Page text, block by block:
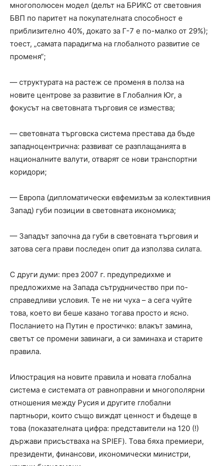
многополюсен модел (делът на БРИКС от световния
БВП по паритет на покупателната способност е
приблизително 40%, докато за Г-7 е по-малко от 29%);
тоест, „самата парадигма на глобалното развитие се
променя“;
— структурата на растеж се променя в полза на
новите центрове за развитие в Глобалния Юг, а
фокусът на световната търговия се измества;
— световната търговска система престава да бъде
западноцентрична: развиват се разплащанията в
националните валути, отварят се нови транспортни
коридори;
— Европа (дипломатически евфемизъм за колективния
Запад) губи позиции в световната икономика;
— Западът започна да губи в световната търговия и
затова сега прави последен опит да използва силата.
С други думи: през 2007 г. предупредихме и
предложихме на Запада сътрудничество при по-
справедливи условия. Те не ни чуха – а сега чуйте
това, което ви беше казано тогава просто и ясно.
Посланието на Путин е простичко: влакът замина,
светът се промени завинаги, а си заминаха и старите
правила.
Илюстрация на новите правила и новата глобална
система е системата от равноправни и многополярни
отношения между Русия и другите глобални
партньори, които също виждат ценност и бъдеще в
това (показателната цифра: представители на 120 (!)
държави присъстваха на SPIEF). Това бяха премиери,
президенти, финансови, икономически министри,